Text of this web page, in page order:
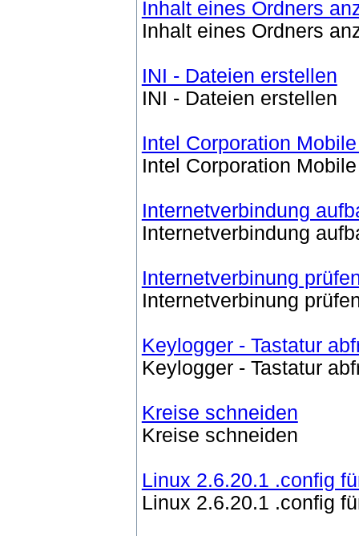
Inhalt eines Ordners
Inhalt eines Ordners
INI - Dateien erstellen
INI - Dateien erstellen
Intel Corporation
Intel Corporation
Internetverbindung
Internetverbindung
Internetverbinung
Internetverbinung
Keylogger - Tastatur
Keylogger - Tastatur
Kreise schneiden
Kreise schneiden
Linux 2.6.20.1 .config
Linux 2.6.20.1 .config